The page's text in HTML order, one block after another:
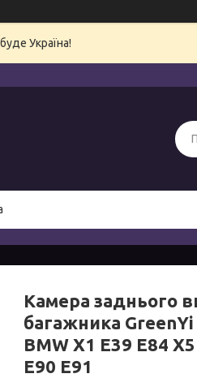
Україна!
Камера заднього
багажника
BMW X1 E39 E84
E90 E91